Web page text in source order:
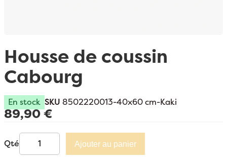
Housse de coussin
Cabourg
En stock SKU 8502220013-40x60 cm-Kaki
89,90 €
Qté Ajouter au panier